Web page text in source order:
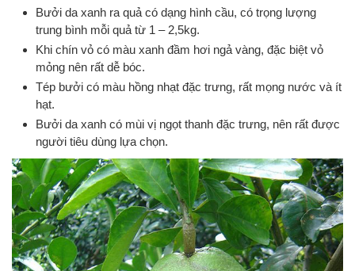
Bưởi da xanh ra quả có dạng hình cầu, có trọng lượng
trung bình mỗi quả từ 1 – 2,5kg.
Khi chín vỏ có màu xanh đầm hơi ngả vàng, đặc biệt vỏ
mỏng nên rất dễ bóc.
Tép bưởi có màu hồng nhạt đặc trưng, rất mọng nước và ít
hạt.
Bưởi da xanh có mùi vị ngọt thanh đặc trưng, nên rất được
người tiêu dùng lựa chọn.